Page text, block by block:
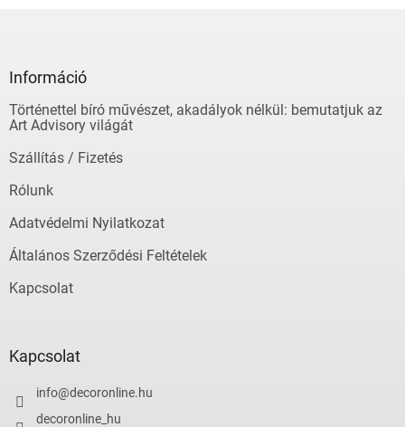
Információ
Történettel bíró művészet, akadályok nélkül: bemutatjuk az
Art Advisory világát
Szállítás / Fizetés
Rólunk
Adatvédelmi Nyilatkozat
Általános Szerződési Feltételek
Kapcsolat
Kapcsolat
info@decoronline.hu
decoronline_hu